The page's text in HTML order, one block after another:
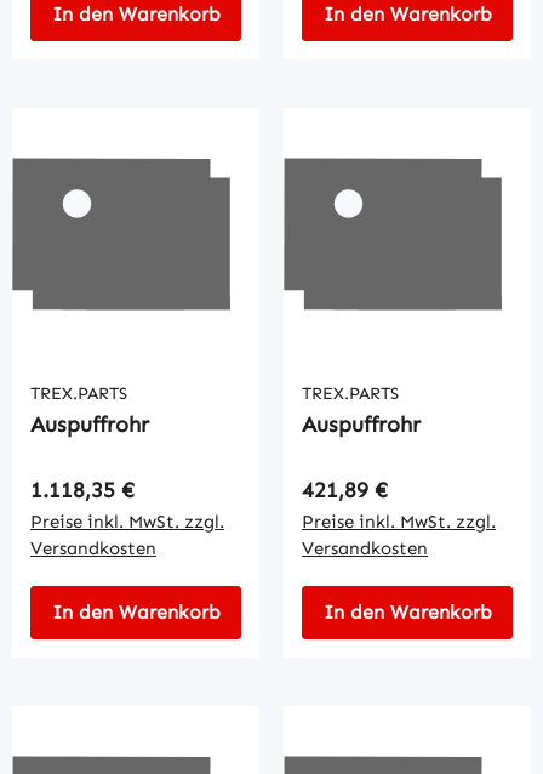
In den Warenkorb In den Warenkorb
TREX.PARTS
Auspuffrohr
Regulärer Preis:
1.118,35 €
Preise inkl. MwSt. zzgl.
Versandkosten
In den Warenkorb
TREX.PARTS
Auspuffrohr
Regulärer Preis:
421,89 €
Preise inkl. MwSt. zzgl.
Versandkosten
In den Warenkorb